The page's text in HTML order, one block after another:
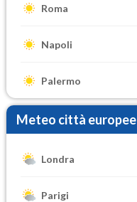
Roma
Napoli
Palermo
Meteo città europee
Londra
Parigi